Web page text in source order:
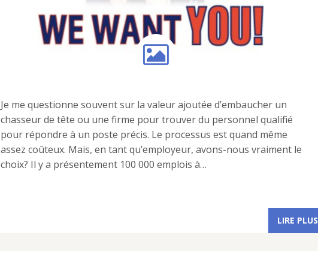
Je me questionne souvent sur la valeur ajoutée d’embaucher un
chasseur de tête ou une firme pour trouver du personnel qualifié
pour répondre à un poste précis. Le processus est quand même
assez coûteux. Mais, en tant qu’employeur, avons-nous vraiment le
choix? Il y a présentement 100 000 emplois à…
LIRE PLUS